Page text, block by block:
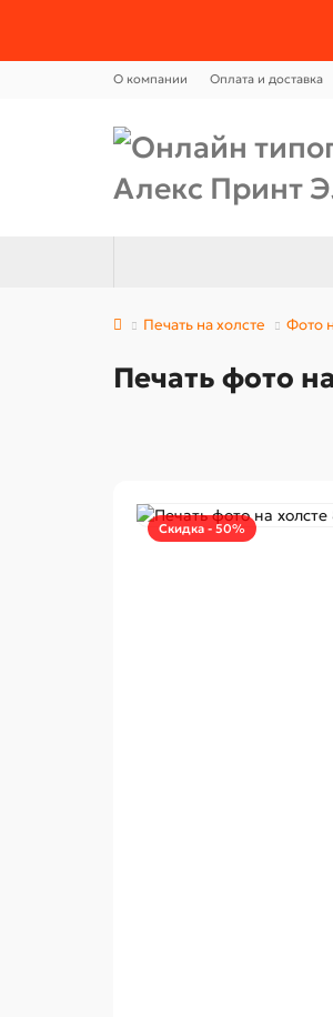
О компании Оплата и доставка
Печать на холсте Фото
Печать фото
Скидка - 50%